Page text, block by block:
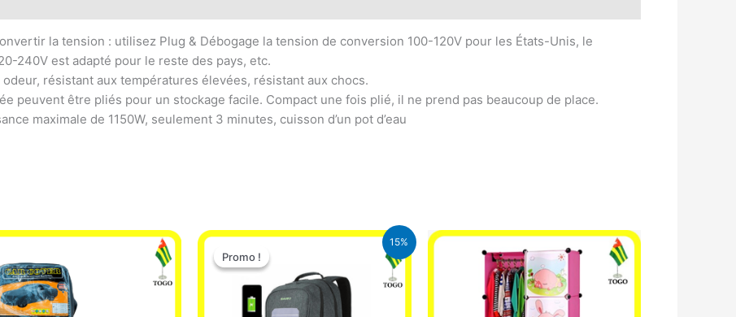
la tension : utilisez Plug & Débogage la tension de conversion 100-120V pour les États-Unis, le
240V est adapté pour le reste des pays, etc.
résistant aux températures élevées, résistant aux chocs.
peuvent être pliés pour un stockage facile. Compact une fois plié, il ne prend pas beaucoup de place.
maximale de 1150W, seulement 3 minutes, cuisson d’un pot d’eau
15%
Promo !
Promo !
Le
initial
29.500 CFA.
Le
est :
25.000 CFA.